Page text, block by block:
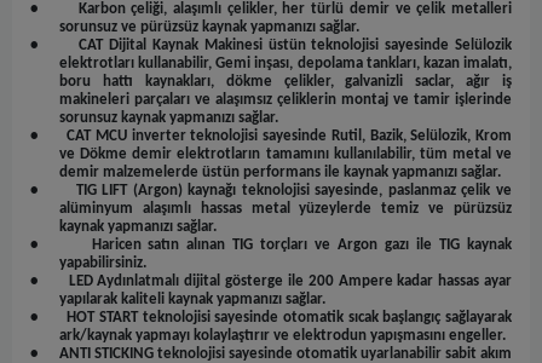
•
Karbon çeliği, alaşımlı çelikler, her türlü demir ve çelik metalleri
sorunsuz ve pürüzsüz kaynak yapmanızı sağlar.
•
CAT Dijital Kaynak Makinesi üstün teknolojisi sayesinde Selülozik
elektrotları kullanabilir, Gemi inşası, depolama tankları, kazan imalatı,
boru hattı kaynakları, dökme çelikler, galvanizli saclar, ağır iş
makineleri parçaları ve alaşımsız çeliklerin montaj ve tamir işlerinde
sorunsuz kaynak yapmanızı sağlar.
•
CAT MCU inverter teknolojisi sayesinde Rutil, Bazik, Selülozik, Krom
ve Dökme demir elektrotların tamamını kullanılabilir, tüm metal ve
demir malzemelerde üstün performans ile kaynak yapmanızı sağlar.
•
TIG LIFT(Argon) kaynağı teknolojisi sayesinde, paslanmaz çelik ve
alüminyum alaşımlı hassas metal yüzeylerde temiz ve pürüzsüz
kaynak yapmanızı sağlar.
•
Haricen satın alınan TIG torçları ve Argon gazı ile TIG kaynak
yapabilirsiniz.
•
LED Aydınlatmalı dijital gösterge ile 200 Ampere kadar hassas ayar
yapılarak kaliteli kaynak yapmanızı sağlar.
•
HOT STARTteknolojisi sayesinde otomatik sıcak başlangıç sağlayarak
ark/kaynak yapmayı kolaylaştırır ve elektrodun yapışmasını engeller.
•
ANTI STICKING teknolojisi sayesinde otomatik uyarlanabilir sabit akım